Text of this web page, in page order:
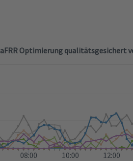
aFRR Optimierung qualitätsgesichert
08:00 10:00 12:00